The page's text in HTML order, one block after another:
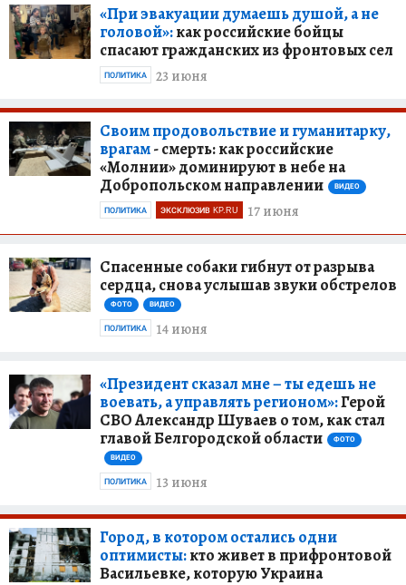
«При эвакуации думаешь душой, а не
головой»:как российские бойцы
спасают гражданских из фронтовых сел
23 июня
ПОЛИТИКА
Своим продовольствие и гуманитарку,
врагам- смерть: как российские
«Молнии» доминируют в небе на
Добропольском направлении
ВИДЕО
17 июня
ПОЛИТИКА ЭКСКЛЮЗИВ KP.RU
Спасенные собаки гибнут от разрыва
сердца, снова услышав звуки обстрелов
ФОТО ВИДЕО
14 июня
ПОЛИТИКА
«Президент сказал мне – ты едешь не
воевать, а управлять регионом»:Герой
СВО Александр Шуваев о том, как стал
главой Белгородской области
ФОТО
ВИДЕО
13 июня
ПОЛИТИКА
Город, в котором остались одни
оптимисты:кто живет в прифронтовой
Васильевке, которую Украина